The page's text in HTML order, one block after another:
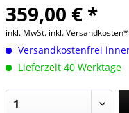
359,00 € *
inkl. MwSt. inkl. Versandkosten*
Versandkostenfrei
Lieferzeit 40 Werktage